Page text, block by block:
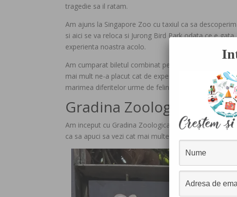
tragedie sa il ratam.
Am ajuns la Singapore Zoo cu taxiul ca sa
si aici se va reloca si Jurong Bird Park odata ce e
experienta noastra acolo.
Am cumparat biletul combinat pentru Zoo si River
mai mult ne-a placut cat de experentiale si imersive
marimea diferitelor urme de feline sau ursi, sa vada
Gradina Zoologica
Am inceput cu Gradina Zoologica, care este imensa,
ca sa apuci sa vezi cat mai multe fara sa obosesti.